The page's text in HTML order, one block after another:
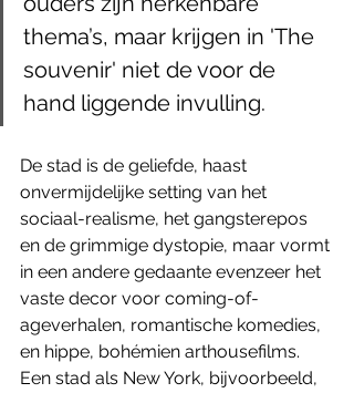
thema’s, maar krijgen in 'The
souvenir' niet de voor de
hand liggende invulling.
De stad is de geliefde, haast
onvermijdelijke setting van het
sociaal-realisme, het gangsterepos
en de grimmige dystopie, maar vormt
in een andere gedaante evenzeer het
vaste decor voor coming-of-
ageverhalen, romantische komedies,
en hippe, bohémien arthousefilms.
Een stad als New York, bijvoorbeeld,